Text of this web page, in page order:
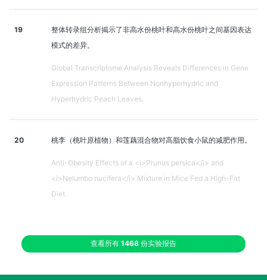
19
整体转录组分析揭示了非高水份桃叶和高水份桃叶之间基因表达
模式的差异。
Global Transcriptome Analysis Reveals Differences in Gene
Expression Patterns Between Nonhyperhydric and
Hyperhydric Peach Leaves.
20 桃李（桃叶原植物）和莲藕混合物对高脂饮食小鼠的减肥作用。
Anti-Obesity Effects of a <i>Prunus persica</i> and
<i>Nelumbo nucifera</i> Mixture in Mice Fed a High-Fat
Diet.
查看所有 1468 份实验报告